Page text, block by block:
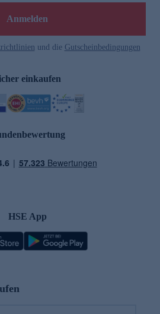
Anmelden
und die Gutscheinbedingungen
einkaufen
HSE App